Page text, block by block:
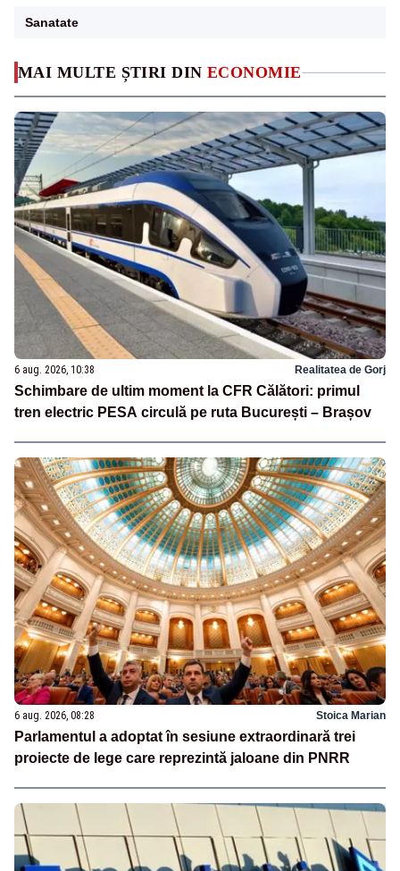
MAI MULTE ȘTIRI DIN ECONOMIE
6 aug. 2026, 10:38 Realitatea de Gorj
Schimbare de ultim moment la CFR Călători: primul
tren electric PESA circulă pe ruta București – Brașov
6 aug. 2026, 08:28 Stoica Marian
Parlamentul a adoptat în sesiune extraordinară trei
proiecte de lege care reprezintă jaloane din PNRR
Sanatate